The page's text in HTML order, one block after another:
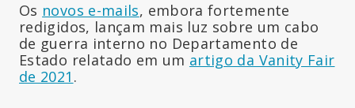
Os novos e-mails, embora fortemente
redigidos, lançam mais luz sobre um cabo
de guerra interno no Departamento de
Estado relatado em um artigo da Vanity Fair
de 2021 .